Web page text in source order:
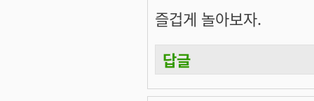
즐겁게 놀아보자.
답글